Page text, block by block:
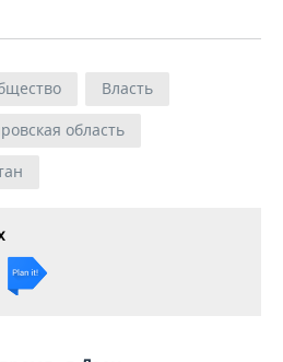
Власть
область